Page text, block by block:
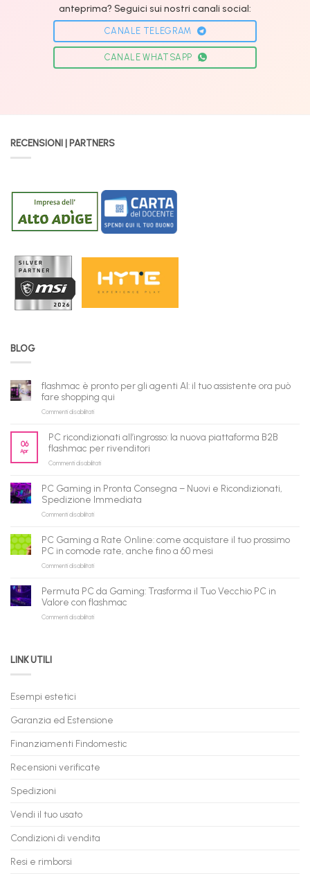
anteprima? Seguici sui nostri canali social:
CANALE TELEGRAM
CANALE WHATSAPP
RECENSIONI | PARTNERS
BLOG
flashmac è pronto per gli agenti AI: il tuo assistente ora può
fare shopping qui
Commenti disabilitatisu
pronto
per
gli
il
tuo
assistente
può
fare
shopping
qui
06
Apr
PC ricondizionati all’ingrosso: la nuova piattaforma B2B
flashmac per rivenditori
Commenti disabilitatisu
all’ingrosso:
la
B2B
flashmac
per
PC Gaming in Pronta Consegna – Nuovi e Ricondizionati,
Spedizione Immediata
Commenti disabilitatisu
in
Pronta
Consegna
Nuovi
Ricondizionati,
Spedizione
PC Gaming a Rate Online: come acquistare il tuo prossimo
PC in comode rate, anche fino a 60 mesi
Commenti disabilitatisu
a
Rate
Online:
anche
a
Permuta PC da Gaming: Trasforma il Tuo Vecchio PC in
Valore con flashmac
Commenti disabilitatisu
in
con
LINK UTILI
Esempi estetici
Garanzia ed Estensione
Finanziamenti Findomestic
Recensioni verificate
Spedizioni
Vendi il tuo usato
Condizioni di vendita
Resi e rimborsi